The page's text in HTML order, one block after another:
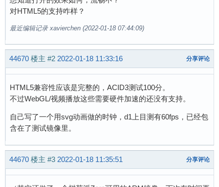
对HTML5的支持咋样？
最近编辑记录 xavierchen (2022-01-18 07:44:09)
44670 楼主 #2 2022-01-18 11:33:16 分享评论
HTML5兼容性应该是完整的，ACID3测试100分。
不过WebGL/视频播放这些需要硬件加速的还没有支持。
自己写了一个用svg动画做的时钟，d1上目测有60fps，已经包
含在了测试镜像里。
44670 楼主 #3 2022-01-18 11:35:51 分享评论